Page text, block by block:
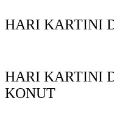
HARI KARTINI
HARI KARTINI
KONUT